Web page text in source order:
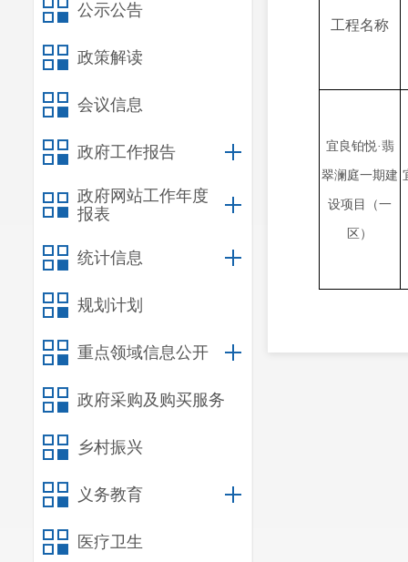
公示公告
政策解读
会议信息
政府工作报告
政府网站工作年度
报表
统计信息
规划计划
重点领域信息公开
政府采购及购买服务
乡村振兴
义务教育
医疗卫生
工程名称
宜良铂悦·翡
翠澜庭一期建
设项目（一
区）